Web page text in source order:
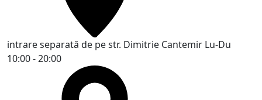
intrare separată de pe str. Dimitrie Cantemir Lu-Du
10:00 - 20:00